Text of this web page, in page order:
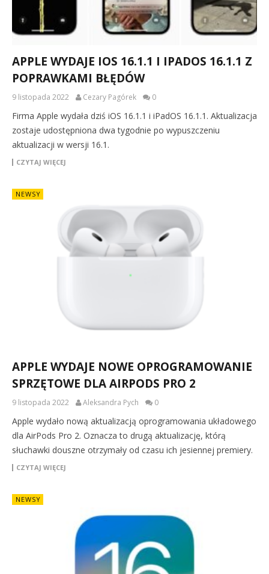
APPLE WYDAJE IOS 16.1.1 I IPADOS 16.1.1 Z
POPRAWKAMI BŁĘDÓW
9 listopada 2022 Cezary Pagórek 0
Firma Apple wydała dziś iOS 16.1.1 i iPadOS 16.1.1. Aktualizacja
zostaje udostępniona dwa tygodnie po wypuszczeniu
aktualizacji w wersji 16.1.
CZYTAJ WIĘCEJ
NEWSY
APPLE WYDAJE NOWE OPROGRAMOWANIE
SPRZĘTOWE DLA AIRPODS PRO 2
9 listopada 2022 Aleksandra Pych 0
Apple wydało nową aktualizacją oprogramowania układowego
dla AirPods Pro 2. Oznacza to drugą aktualizację, którą
słuchawki douszne otrzymały od czasu ich jesiennej premiery.
CZYTAJ WIĘCEJ
NEWSY